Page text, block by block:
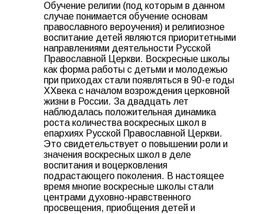
Обучение религии (под которым в данном
случае понимается обучение основам
православного вероучения) и религиозное
воспитание детей являются приоритетными
направлениями деятельности Русской
Православной Церкви. Воскресные школы
как форма работы с детьми и молодежью
при приходах стали появляться в 90-е годы
XXвека с началом возрождения церковной
жизни в России. За двадцать лет
наблюдалась положительная динамика
роста количества воскресных школ в
епархиях Русской Православной Церкви.
Это свидетельствует о повышении роли и
значения воскресных школ в деле
воспитания и воцерковления
подрастающего поколения. В настоящее
время многие воскресные школы стали
центрами духовно-нравственного
просвещения, приобщения детей и